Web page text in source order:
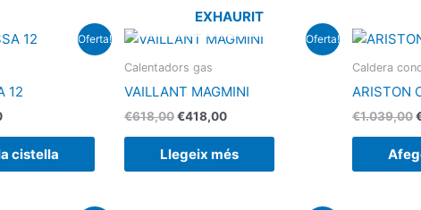
Oferta!
12
El
€502,00.
cistella
Oferta!
EXHAURIT
Calentadors gas
VAILLANT MAGMINI
€618,00
El
original
€618,00.
€418,00
El
€418,00.
Llegeix més
Caldera
ARISTON
€1.039,00